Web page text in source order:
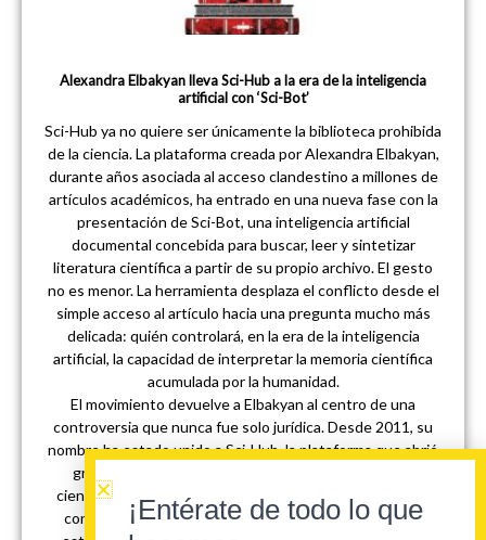
Alexandra Elbakyan lleva Sci-Hub a la era de la inteligencia
artificial con ‘Sci-Bot’
Sci-Hub ya no quiere ser únicamente la biblioteca prohibida
de la ciencia. La plataforma creada por Alexandra Elbakyan,
durante años asociada al acceso clandestino a millones de
artículos académicos, ha entrado en una nueva fase con la
presentación de Sci-Bot, una inteligencia artificial
documental concebida para buscar, leer y sintetizar
literatura científica a partir de su propio archivo. El gesto
no es menor. La herramienta desplaza el conflicto desde el
simple acceso al artículo hacia una pregunta mucho más
delicada: quién controlará, en la era de la inteligencia
artificial, la capacidad de interpretar la memoria científica
acumulada por la humanidad.
El movimiento devuelve a Elbakyan al centro de una
controversia que nunca fue solo jurídica. Desde 2011, su
nombre ha estado unido a Sci-Hub, la plataforma que abrió
gratuitamente una parte inmensa de la producción
científica protegida por muros de pago y que, al hacerlo,
convirtió una frustración cotidiana de investigadores,
¡Entérate de todo lo que